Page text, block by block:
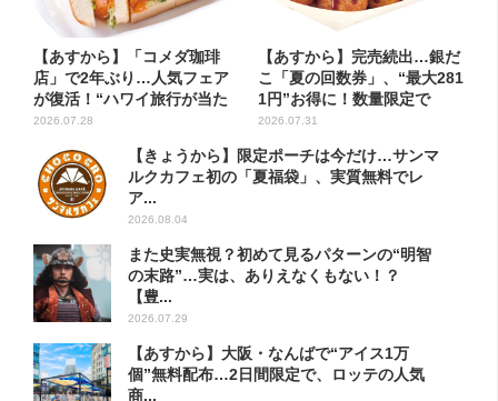
【あすから】「コメダ珈琲
店」で2年ぶり…人気フェア
が復活！“ハワイ旅行が当た
る”...
2026.07.28
【あすから】完売続出…銀だ
こ「夏の回数券」、“最大281
1円”お得に！数量限定で
2026.07.31
【きょうから】限定ポーチは今だけ…サンマ
ルクカフェ初の「夏福袋」、実質無料でレ
ア...
2026.08.04
また史実無視？初めて見るパターンの“明智
の末路”…実は、ありえなくもない！？
【豊...
2026.07.29
【あすから】大阪・なんばで“アイス1万
個”無料配布…2日間限定で、ロッテの人気
商...